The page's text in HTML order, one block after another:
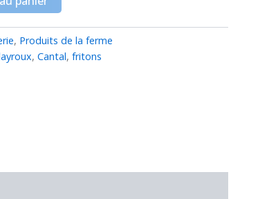
, Produits de la ferme
, Cantal, fritons